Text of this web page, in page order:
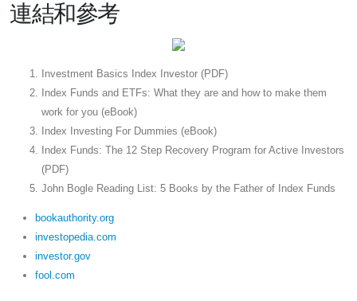
連結和參考
Investment Basics Index Investor (PDF)
Index Funds and ETFs: What they are and how to make them
work for you (eBook)
Index Investing For Dummies (eBook)
Index Funds: The 12 Step Recovery Program for Active Investors
(PDF)
John Bogle Reading List: 5 Books by the Father of Index Funds
bookauthority.org
investopedia.com
investor.gov
fool.com